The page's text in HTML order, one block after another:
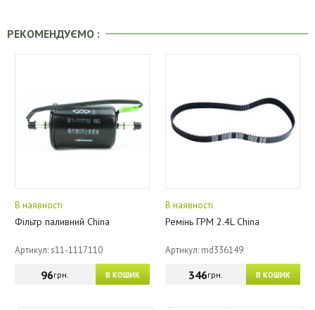
РЕКОМЕНДУЄМО :
В наявності
Фільтр паливний China
Артикул: s11-1117110
В КОШИК
96грн.
В наявності
Ремінь ГРМ 2.4L China
Артикул: md336149
В КОШИК
346грн.